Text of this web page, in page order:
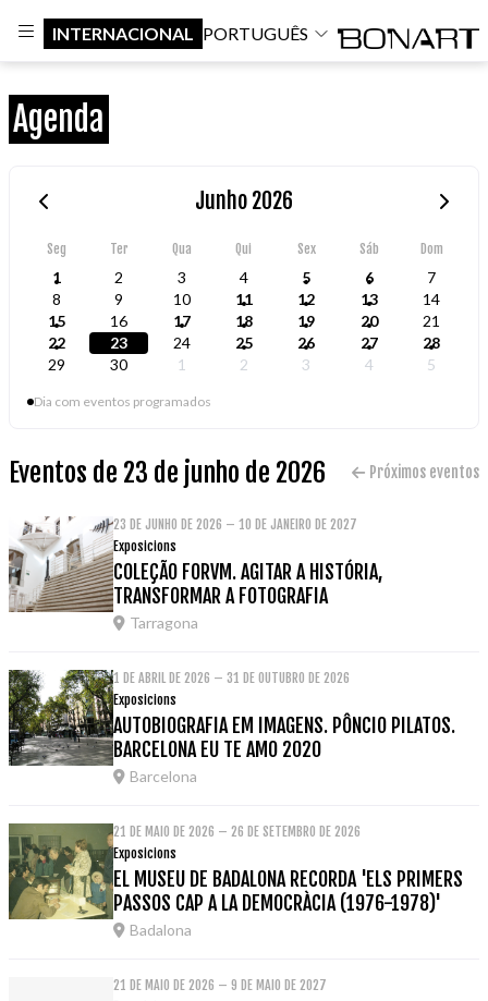
INTERNACIONAL PORTUGUÊS
Agenda
Junho 2026
Seg Ter Qua Qui Sex Sáb Dom
1 2 3 4 5 6
7
8
9 10 11 12 13
14
15
16 17 18 19 20
21
22
23 24 25 26 27
28
29
30 1 2 3 4 5
Dia com eventos programados
Eventos de 23 de junho de 2026 Próximos eventos
23 DE JUNHO DE 2026 – 10 DE JANEIRO DE 2027
Exposicions
COLEÇÃO FORVM. AGITAR A HISTÓRIA,
TRANSFORMAR A FOTOGRAFIA
Tarragona
1 DE ABRIL DE 2026 – 31 DE OUTUBRO DE 2026
Exposicions
AUTOBIOGRAFIA EM IMAGENS. PÔNCIO PILATOS.
BARCELONA EU TE AMO 2020
Barcelona
21 DE MAIO DE 2026 – 26 DE SETEMBRO DE 2026
Exposicions
EL MUSEU DE BADALONA RECORDA 'ELS PRIMERS
PASSOS CAP A LA DEMOCRÀCIA (1976-1978)'
Badalona
21 DE MAIO DE 2026 – 9 DE MAIO DE 2027